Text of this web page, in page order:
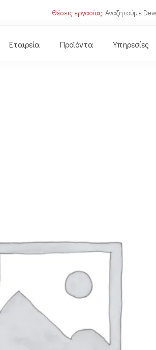
Θέσεις εργασίας: Αναζητούμε
Εταιρεία Προϊόντα Υπηρεσίες